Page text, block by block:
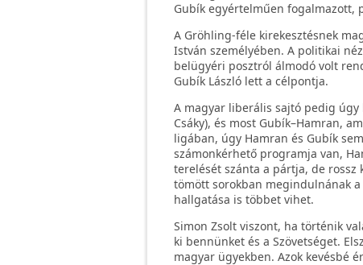
Gubík egyértelműen fogalmazott,
A Gröhling-féle kirekesztésnek
István személyében. A politikai
belügyéri posztról álmodó volt
Gubík László lett a célpontja.
A magyar liberális sajtó pedig úgy
Csáky), és most Gubík–Hamran,
ligában, úgy Hamran és Gubík
számonkérhető programja van,
terelését szánta a pártja, de rossz
tömött sorokban megindulnának
hallgatása is többet vihet.
Simon Zsolt viszont, ha történik
ki bennünket és a Szövetséget.
magyar ügyekben. Azok kevésbé